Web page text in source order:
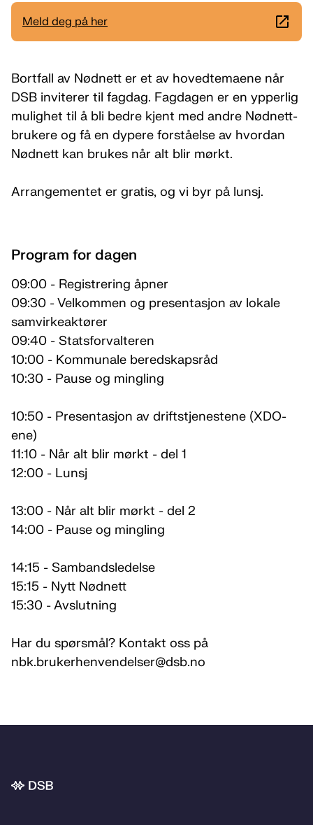
Meld deg på her
Bortfall av Nødnett er et av hovedtemaene når
DSB inviterer til fagdag. Fagdagen er en ypperlig
mulighet til å bli bedre kjent med andre Nødnett-
brukere og få en dypere forståelse av hvordan
Nødnett kan brukes når alt blir mørkt.
Arrangementet er gratis, og vi byr på lunsj.
Program for dagen
09:00 - Registrering åpner
09:30 - Velkommen og presentasjon av lokale
samvirkeaktører
09:40 - Statsforvalteren
10:00 - Kommunale beredskapsråd
10:30 - Pause og mingling
10:50 - Presentasjon av driftstjenestene (XDO-
ene)
11:10 - Når alt blir mørkt - del 1
12:00 - Lunsj
13:00 - Når alt blir mørkt - del 2
14:00 - Pause og mingling
14:15 - Sambandsledelse
15:15 - Nytt Nødnett
15:30 - Avslutning
Har du spørsmål? Kontakt oss på
nbk.brukerhenvendelser@dsb.no
Bunnområde